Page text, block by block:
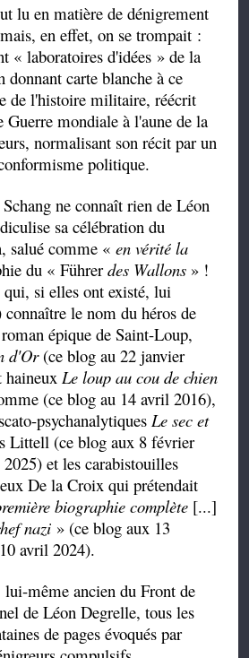
lu en matière de dénigrement
en effet, on se trompait :
« laboratoires d'idées » de la
donnant carte blanche à ce
de l'histoire militaire, réécrit
Guerre mondiale à l'aune de la
normalisant son récit par un
politique.
ne connaît rien de Léon
sa célébration du
salué comme «en vérité la
du « Führerdes Wallons » !
qui, si elles ont existé, lui
le nom du héros de
épique de Saint-Loup,
d'Or (ce blog au 22 janvier
haineuxLe loup au cou de chien
(ce blog au 14 avril 2016),
psychanalytiquesLe sec et
Littell (ce blog aux 8 février
et les carabistouilles
De la Croix qui prétendait
biographie complète [...]
nazi » (ce blog aux 13
avril 2024).
même ancien du Front de
de Léon Degrelle, tous les
de pages évoqués par